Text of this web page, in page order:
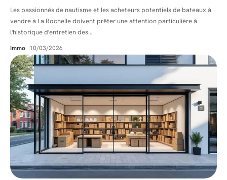
Les passionnés de nautisme et les acheteurs potentiels de bateaux à
vendre à La Rochelle doivent prêter une attention particulière à
l'historique d'entretien des…
Immo 10/03/2026